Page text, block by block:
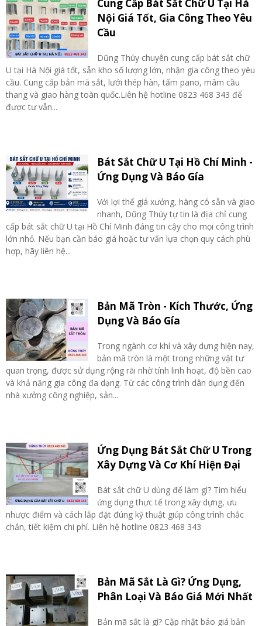
Cung Cấp Bát Sắt Chữ U Tại Hà
Nội Giá Tốt, Gia Công Theo Yêu
Cầu
Dũng Thúy chuyên cung cấp bát sắt chữ
U tại Hà Nội giá tốt, sẵn kho số lượng lớn, nhận gia công theo yêu
cầu. Cung cấp bản mã sắt, lưới thép hàn, tấm pano, mâm cầu
thang và giao hàng toàn quốc.Liên hệ hotline 0823 468 343 để
được tư vẫn...
Bát Sắt Chữ U Tại Hồ Chí Minh -
Ứng Dụng Và Báo Gía
Với lợi thế giá xưởng, hàng có sẵn và giao
nhanh, Dũng Thúy tự tin là địa chỉ cung
cấp bát sắt chữ U tại Hồ Chí Minh đáng tin cậy cho mọi công trình
lớn nhỏ. Nếu bạn cần báo giá hoặc tư vấn lựa chọn quy cách phù
hợp, hãy liên hệ...
Bản Mã Tròn - Kích Thước, Ứng
Dụng Và Báo Gía
Trong ngành cơ khí và xây dựng hiện nay,
bản mã tròn là một trong những vật tư
quan trọng, được sử dụng rộng rãi nhờ tính linh hoạt, độ bền cao
và khả năng gia công đa dạng. Từ các công trình dân dụng đến
nhà xưởng công nghiệp, sản...
Ứng Dụng Bát Sắt Chữ U Trong
Xây Dựng Và Cơ Khí Hiện Đại
Bát sắt chữ U dùng để làm gì? Tìm hiểu
ứng dụng thực tế trong xây dựng, ưu
nhược điểm và cách lắp đặt đúng kỹ thuật giúp công trình chắc
chắn, tiết kiệm chi phí. Liên hệ hotline 0823 468 343
Bản Mã Sắt Là Gì? Ứng Dụng,
Phân Loại Và Báo Giá Mới Nhất
Bản mã sắt là gì? Cập nhật báo giá bản